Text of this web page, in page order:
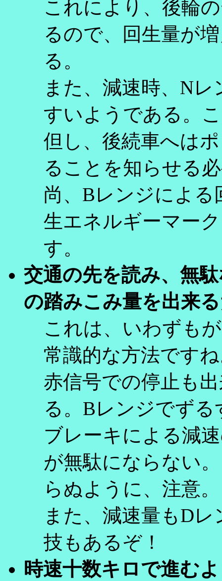
これにより、後輪
るので、回生量が
る。
また、減速時、N
すいようである。
但し、後続車へは
ることを知らせる
尚、Bレンジによる
生エネルギーマー
す。
交通の先を読み、無
の踏みこみ量を出来
これは、いわずも
常識的な方法です
赤信号での停止も
る。Bレンジでず
ブレーキによる減
が無駄にならない
らぬように、注意。
また、減速量もD
技もあるぞ！
時速十数キロで進む